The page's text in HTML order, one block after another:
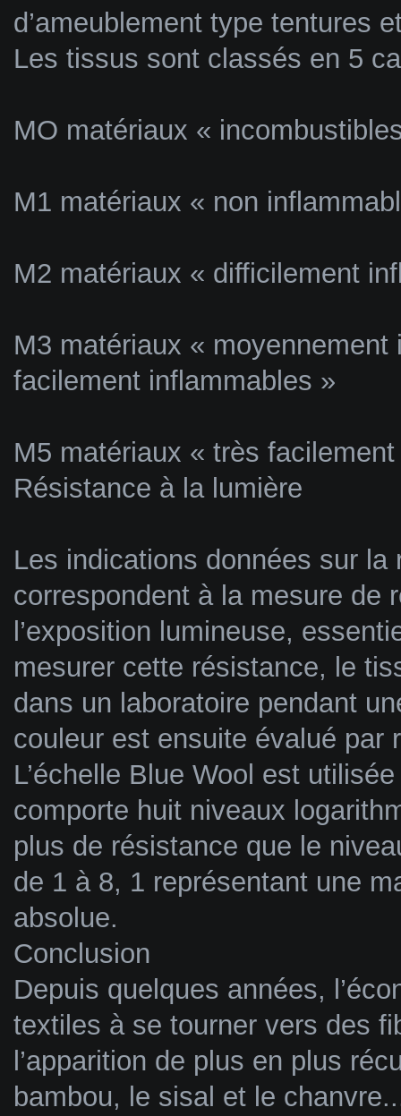
d’ameublement type tentures
Les tissus sont classés en 5
MO matériaux «
M1 matériaux « non
M2 matériaux « difficilement
M3 matériaux «
facilement inflammables »
M5 matériaux « très
Résistance à la lumière
Les indications données sur la
correspondent à la mesure de
l’exposition lumineuse,
mesurer cette résistance, le
dans un laboratoire pendant
couleur est ensuite évalué par
L’échelle Blue Wool est
comporte huit niveaux
plus de résistance que le
de 1 à 8, 1 représentant une
absolue.
Conclusion
Depuis quelques années,
textiles à se tourner vers des
l’apparition de plus en plus
bambou, le sisal et le